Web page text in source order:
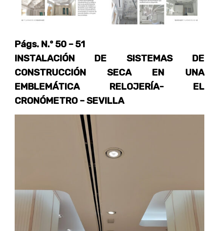
Págs. N.º 50 – 51
INSTALACIÓN DE SISTEMAS DE
CONSTRUCCIÓN SECA EN UNA
EMBLEMÁTICA RELOJERÍA- EL
CRONÓMETRO – SEVILLA